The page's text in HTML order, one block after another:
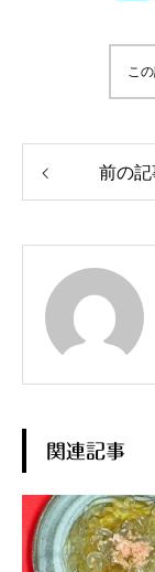
こ
前の記
関連記事